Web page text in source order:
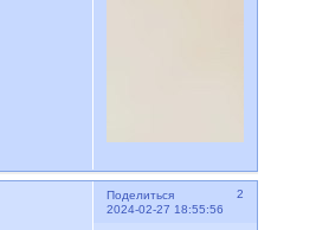
Поделиться
2
2024-02-27 18:55:56